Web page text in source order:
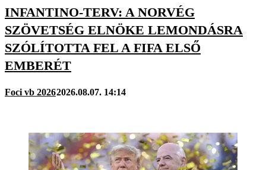
INFANTINO-TERV: A NORVÉG
SZÖVETSÉG ELNÖKE LEMONDÁSRA
SZÓLÍTOTTA FEL A FIFA ELSŐ
EMBERÉT
Foci vb 20262026.08.07. 14:14